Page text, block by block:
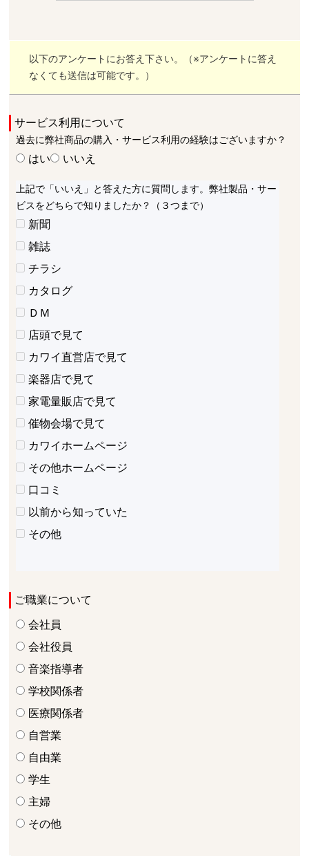
以下のアンケートにお答え下さい。（※アンケートに答え
なくても送信は可能です。）
サービス利用について
過去に弊社商品の購入・サービス利用の経験はございますか？
はい いいえ
上記で「いいえ」と答えた方に質問します。弊社製品・サー
ビスをどちらで知りましたか？（３つまで）
新聞
雑誌
チラシ
カタログ
ＤＭ
店頭で見て
カワイ直営店で見て
楽器店で見て
家電量販店で見て
催物会場で見て
カワイホームページ
その他ホームページ
口コミ
以前から知っていた
その他
ご職業について
会社員
会社役員
音楽指導者
学校関係者
医療関係者
自営業
自由業
学生
主婦
その他